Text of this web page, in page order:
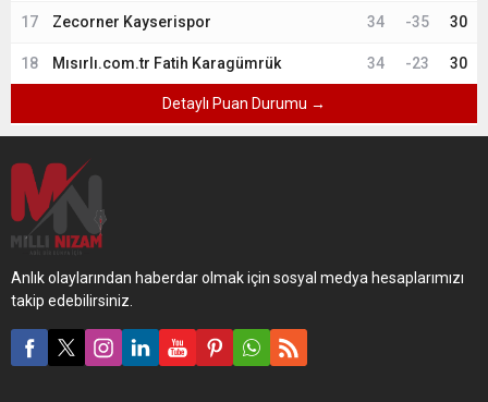
17 Zecorner Kayserispor 34 -35 30
18 Mısırlı.com.tr Fatih Karagümrük 34 -23 30
Detaylı Puan Durumu →
Anlık olaylarından haberdar olmak için sosyal medya hesaplarımızı
takip edebilirsiniz.